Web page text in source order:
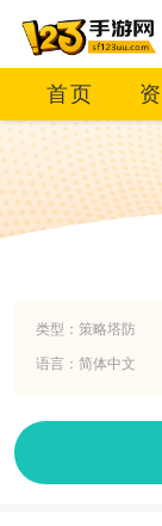
首页
类型：策略塔防
语言：简体中文